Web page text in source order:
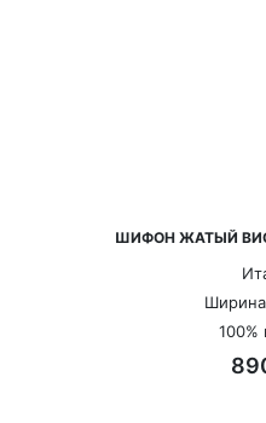
ШИФОН ЖАТЫЙ
Ширина:
100%
890